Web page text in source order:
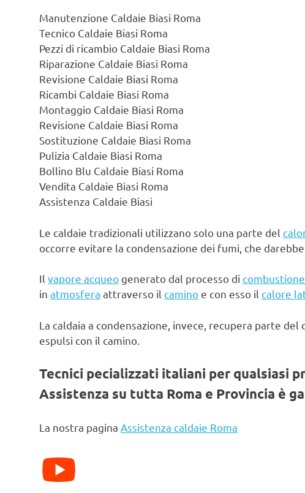
Manutenzione Caldaie Biasi Roma
Tecnico Caldaie Biasi Roma
Pezzi di ricambio Caldaie Biasi Roma
Riparazione Caldaie Biasi Roma
Revisione Caldaie Biasi Roma
Ricambi Caldaie Biasi Roma
Montaggio Caldaie Biasi Roma
Revisione Caldaie Biasi Roma
Sostituzione Caldaie Biasi Roma
Pulizia Caldaie Biasi Roma
Bollino Blu Caldaie Biasi Roma
Vendita Caldaie Biasi Roma
Assistenza Caldaie Biasi
Le caldaie tradizionali utilizzano solo una parte del
occorre evitare la condensazione dei fumi, che
Il vapore acqueo generato dal processo di combustione
in atmosfera attraverso il camino e con esso il calore
La caldaia a condensazione, invece, recupera parte
espulsi con il camino.
Tecnici pecializzati italiani per qualsiasi
Assistenza su tutta Roma e Provincia è
La nostra pagina Assistenza caldaie Roma